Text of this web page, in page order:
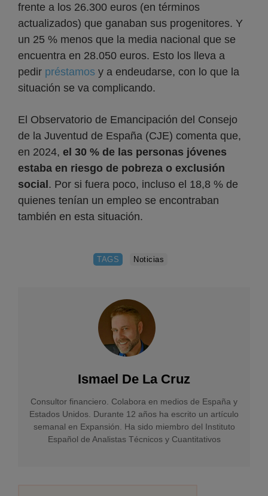
frente a los 26.300 euros (en términos
actualizados) que ganaban sus progenitores. Y
un 25 % menos que la media nacional que se
encuentra en 28.050 euros. Esto los lleva a
pedir préstamos y a endeudarse, con lo que la
situación se va complicando.
El Observatorio de Emancipación del Consejo
de la Juventud de España (CJE) comenta que,
en 2024, el 30 % de las personas jóvenes
estaba en riesgo de pobreza o exclusión
social . Por si fuera poco, incluso el 18,8 % de
quienes tenían un empleo se encontraban
también en esta situación.
TAGS Noticias
Ismael De La Cruz
Consultor financiero. Colabora en medios de España y
Estados Unidos. Durante 12 años ha escrito un artículo
semanal en Expansión. Ha sido miembro del Instituto
Español de Analistas Técnicos y Cuantitativos